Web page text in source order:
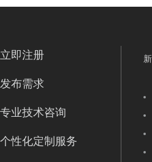
立即注册
发布需求
专业技术咨询
个性化定制服务